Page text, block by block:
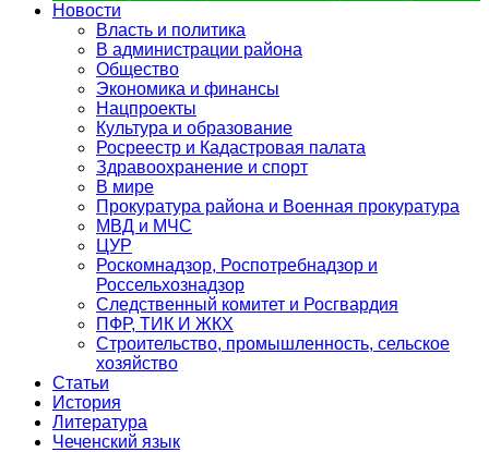
Новости
Власть и политика
В администрации района
Общество
Экономика и финансы
Нацпроекты
Культура и образование
Росреестр и Кадастровая палата
Здравоохранение и спорт
В мире
Прокуратура района и Военная прокуратура
МВД и МЧС
ЦУР
Роскомнадзор, Роспотребнадзор и
Россельхознадзор
Следственный комитет и Росгвардия
ПФР, ТИК И ЖКХ
Строительство, промышленность, сельское
хозяйство
Статьи
История
Литература
Чеченский язык